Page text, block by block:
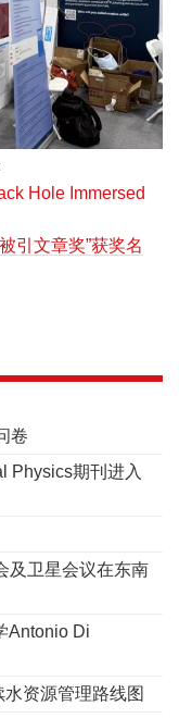
Hole Immersed
引文章奖”获奖名
卷
Physics期刊进入
及卫星会议在东南
Antonio Di
资源管理路线图